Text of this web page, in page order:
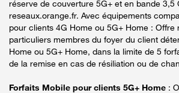
réserve de couverture 5G+ et en bande 3,5
reseaux.orange.fr. Avec équipements
pour clients 4G Home ou 5G+ Home : Offre
particuliers membres du foyer du client
Home ou 5G+ Home, dans la limite de 5
de la remise en cas de résiliation ou de
Forfaits Mobile pour clients 5G+ Home :